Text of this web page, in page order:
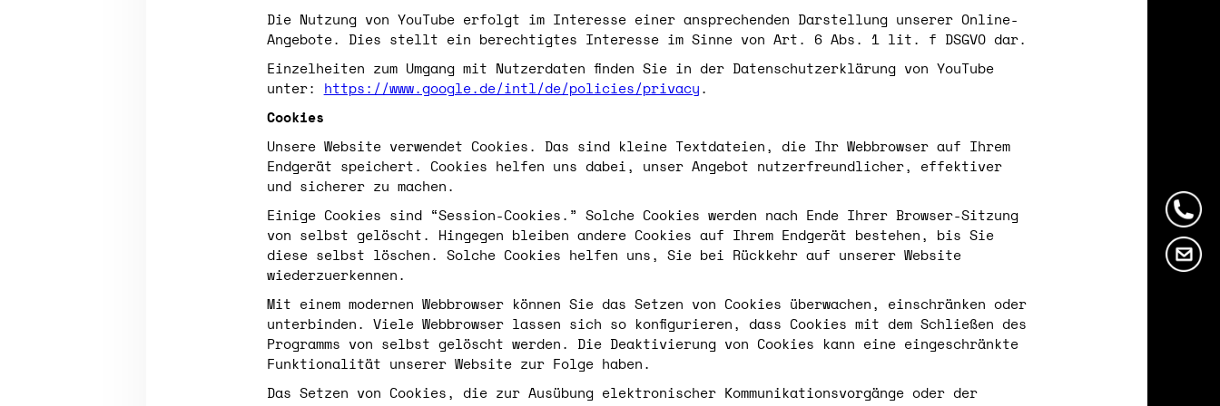
Die Nutzung von YouTube erfolgt im Interesse einer ansprechenden Darstellung unserer Online-
Angebote. Dies stellt ein berechtigtes Interesse im Sinne von Art. 6 Abs. 1 lit. f DSGVO dar.
Einzelheiten zum Umgang mit Nutzerdaten finden Sie in der Datenschutzerklärung von YouTube
unter:
https://www.google.de/intl/de/policies/privacy .
Cookies
Unsere Website verwendet Cookies. Das sind kleine Textdateien, die Ihr Webbrowser auf Ihrem
Endgerät speichert. Cookies helfen uns dabei, unser Angebot nutzerfreundlicher, effektiver
und sicherer zu machen.
Einige Cookies sind “Session-Cookies.” Solche Cookies werden nach Ende Ihrer Browser-Sitzung
von selbst gelöscht. Hingegen bleiben andere Cookies auf Ihrem Endgerät bestehen, bis Sie
diese selbst löschen. Solche Cookies helfen uns, Sie bei Rückkehr auf unserer Website
wiederzuerkennen.
Mit einem modernen Webbrowser können Sie das Setzen von Cookies überwachen, einschränken oder
unterbinden. Viele Webbrowser lassen sich so konfigurieren, dass Cookies mit dem Schließen des
Programms von selbst gelöscht werden. Die Deaktivierung von Cookies kann eine eingeschränkte
Funktionalität unserer Website zur Folge haben.
Das Setzen von Cookies, die zur Ausübung elektronischer Kommunikationsvorgänge oder der